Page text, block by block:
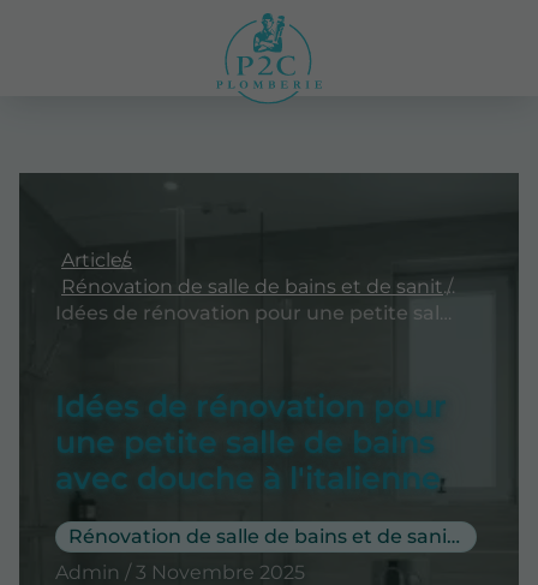
Articles
Rénovation de salle de bains et de sanitaires
Idées de rénovation pour une petite salle de bains avec douche à l'italienne
Idées de rénovation pour
une petite salle de bains
avec douche à l'italienne
Rénovation de salle de bains et de sanitaires
Admin / 3 Novembre 2025